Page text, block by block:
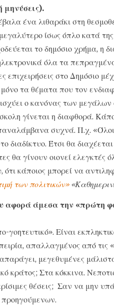
μηνύσεις).
ένα λιθαράκι στη
ίσως όπλο κατά της
το δημόσιο χρήμα, η
όλα τα
επιχειρήσεις στο Δημόσιο
τα θέματα που τον
ο κανόνας των μεγάλων
γίνεται η διαφθορά.
συχνά. Π.χ. «Όλοι
διαδίκτυο. Έτσι θα
θα γίνουν οιονεί
κάποιος μπορεί να
των πολιτικών»
αφορά άμεσα την «πρώτη
γοητευτικό». Είναι
απαλλαγμένος από τις
μεγεθυμένες
κράτος; Στα κόκκινα.
θέσεις; Σαν να μην